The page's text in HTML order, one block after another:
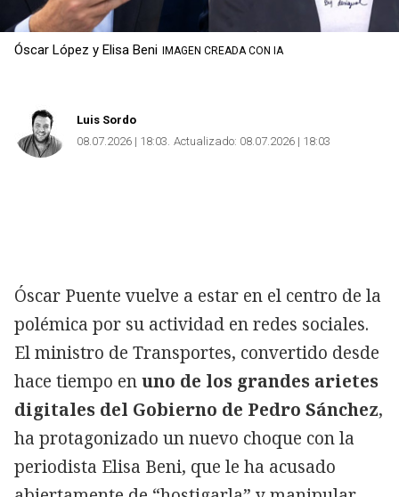
Óscar López y Elisa Beni IMAGEN CREADA CON IA
Luis Sordo
08.07.2026 | 18:03 Actualizado: 08.07.2026 | 18:03
Óscar Puente vuelve a estar en el centro de la
polémica por su actividad en redes sociales.
El ministro de Transportes, convertido desde
hace tiempo enuno de los grandes arietes
digitales del Gobierno de Pedro Sánchez,
ha protagonizado un nuevo choque con la
periodista Elisa Beni, que le ha acusado